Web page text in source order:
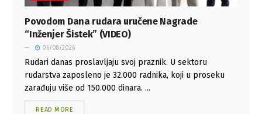
Povodom Dana rudara uručene Nagrade
“Inženjer Šistek” (VIDEO)
06/08/2026
Rudari danas proslavljaju svoj praznik. U sektoru
rudarstva zaposleno je 32.000 radnika, koji u proseku
zarađuju više od 150.000 dinara. ...
READ MORE